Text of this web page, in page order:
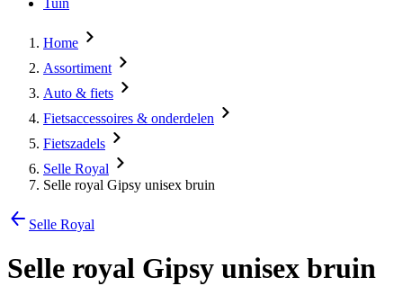
Tuin
Home
Assortiment
Auto & fiets
Fietsaccessoires & onderdelen
Fietszadels
Selle Royal
Selle royal Gipsy unisex bruin
Selle Royal
Selle royal Gipsy unisex bruin